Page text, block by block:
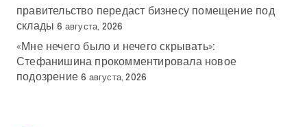
правительство передаст бизнесу помещение под
склады 6 августа, 2026
«Мне нечего было и нечего скрывать»:
Стефанишина прокомментировала новое
подозрение 6 августа, 2026